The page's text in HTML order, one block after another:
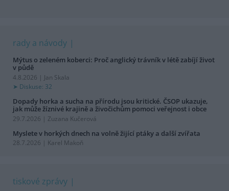
rady a návody
Mýtus o zeleném koberci: Proč anglický trávník v létě zabíjí život
v půdě
4.8.2026 | Jan Skala
Diskuse: 32
Dopady horka a sucha na přírodu jsou kritické. ČSOP ukazuje,
jak může žíznivé krajině a živočichům pomoci veřejnost i obce
29.7.2026 | Zuzana Kučerová
Myslete v horkých dnech na volně žijící ptáky a další zvířata
28.7.2026 | Karel Makoň
tiskové zprávy